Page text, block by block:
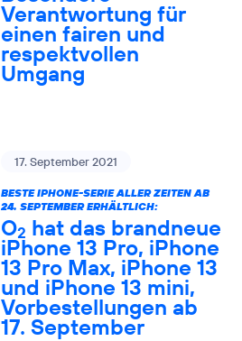
Verantwortung für
einen fairen und
respektvollen
Umgang
17. September 2021
BESTE IPHONE-SERIE ALLER ZEITEN AB
24. SEPTEMBER ERHÄLTLICH:
O2 hat das brandneue
iPhone 13 Pro, iPhone
13 Pro Max, iPhone 13
und iPhone 13 mini,
Vorbestellungen ab
17. September